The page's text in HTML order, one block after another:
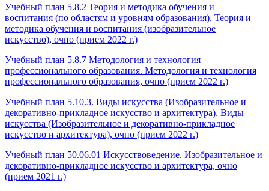
Учебный план 5.8.2 Теория и методика обучения и
воспитания (по областям и уровням образования). Теория и
методика обучения и воспитания (изобразительное
искусство), очно (прием 2022 г.)
Учебный план 5.8.7 Методология и технология
профессионального образования. Методология и технология
профессионального образования, очно (прием 2022 г.)
Учебный план 5.10.3. Виды искусства (Изобразительное и
декоративно-прикладное искусство и архитектура). Виды
искусства (Изобразительное и декоративно-прикладное
искусство и архитектура), очно (прием 2022 г.)
Учебный план 50.06.01 Искусствоведение. Изобразительное и
декоративно-прикладное искусство и архитектура, очно
(прием 2021 г.)